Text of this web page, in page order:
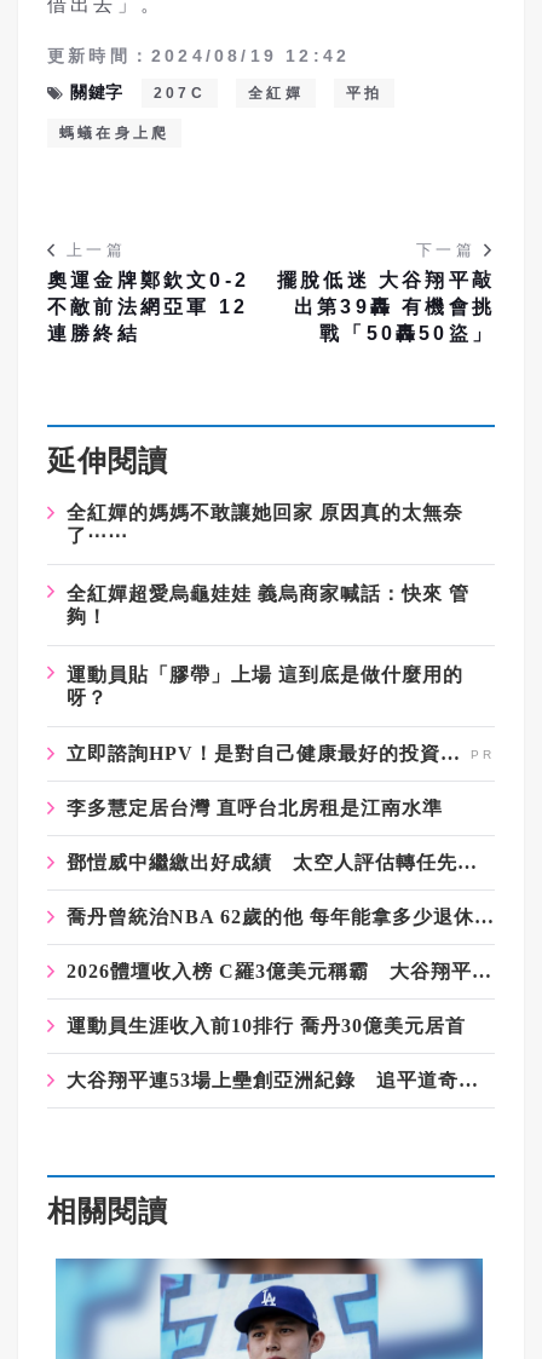
借出去」。
更新時間：2024/08/19 12:42
關鍵字
207C 全紅嬋 平拍
螞蟻在身上爬
上一篇
奧運金牌鄭欽文0-2
不敵前法網亞軍 12
連勝終結
下一篇
擺脫低迷 大谷翔平敲
出第39轟 有機會挑
戰「50轟50盜」
延伸閱讀
全紅嬋的媽媽不敢讓她回家 原因真的太無奈
了⋯⋯
全紅嬋超愛烏龜娃娃 義烏商家喊話：快來 管
夠！
運動員貼「膠帶」上場 這到底是做什麼用的
呀？
立即諮詢HPV！是對自己健康最好的投資，把握現在不嫌晚！
李多慧定居台灣 直呼台北房租是江南水準
鄧愷威中繼繳出好成績 太空人評估轉任先發投手
喬丹曾統治NBA 62歲的他 每年能拿多少退休金？
2026體壇收入榜 C羅3億美元稱霸 大谷翔平全球第5
運動員生涯收入前10排行 喬丹30億美元居首
大谷翔平連53場上壘創亞洲紀錄 追平道奇隊史第二長
相關閱讀